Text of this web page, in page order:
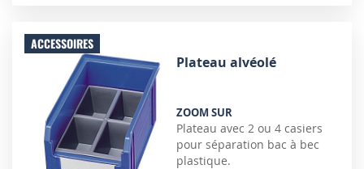
ACCESSOIRES
Plateau alvéolé
ZOOM SUR
Plateau avec 2 ou 4 casiers
pour séparation bac à bec
plastique.